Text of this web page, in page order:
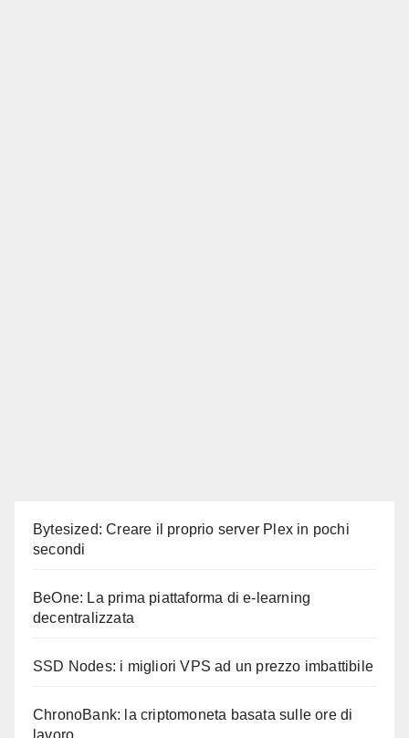
Bytesized: Creare il proprio server Plex in pochi
secondi
BeOne: La prima piattaforma di e-learning
decentralizzata
SSD Nodes: i migliori VPS ad un prezzo imbattibile
ChronoBank: la criptomoneta basata sulle ore di
lavoro